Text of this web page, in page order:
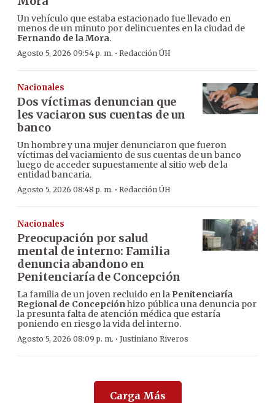
Un vehículo que estaba estacionado fue llevado en
menos de un minuto por delincuentes en la ciudad de
Fernando de la Mora.
Agosto 5, 2026 09:54 p. m. · Redacción ÚH
Nacionales
Dos víctimas denuncian que
les vaciaron sus cuentas de un
banco
Un hombre y una mujer denunciaron que fueron
víctimas del vaciamiento de sus cuentas de un banco
luego de acceder supuestamente al sitio web de la
entidad bancaria.
Agosto 5, 2026 08:48 p. m. · Redacción ÚH
Nacionales
Preocupación por salud
mental de interno: Familia
denuncia abandono en
Penitenciaría de Concepción
La familia de un joven recluido en la Penitenciaría
Regional de Concepciónhizo pública una denuncia por
la presunta falta de atención médica que estaría
poniendo en riesgo la vida del interno.
Agosto 5, 2026 08:09 p. m. · Justiniano Riveros
Carga Más